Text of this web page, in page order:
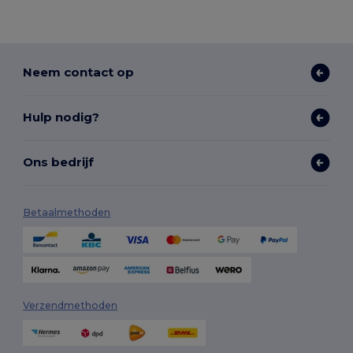
Neem contact op
Hulp nodig?
Ons bedrijf
Betaalmethoden
Verzendmethoden